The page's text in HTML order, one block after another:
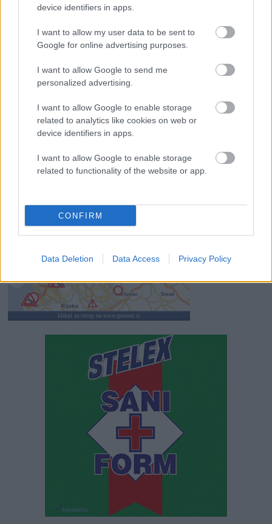
device identifiers in apps.
I want to allow my user data to be sent to
Google for online advertising purposes.
I want to allow Google to send me
personalized advertising.
I want to allow Google to enable storage
related to analytics like cookies on web or
device identifiers in apps.
I want to allow Google to enable storage
related to functionality of the website or app.
CONFIRM
Data Deletion Data Access Privacy Policy
Celično dihanje – ustvarjanje energije za regeneracijo
Najboljši vrtni stroji Castelgarden za urejanje trate
Revolucija na vrtu: robotske kosilnice brez kabla in stroji, ki
klikni za vstop na www.promet.si